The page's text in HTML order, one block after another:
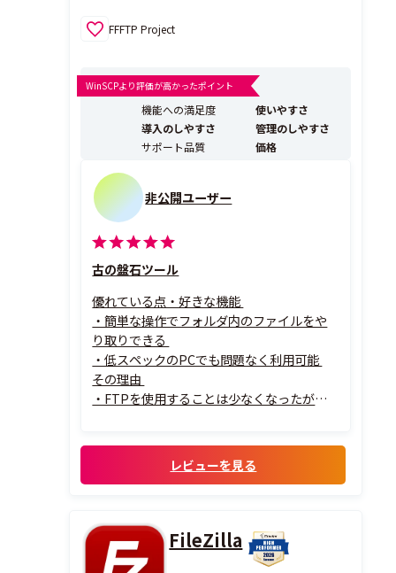
FFFTP Project
WinSCPより評価が高かったポイント
機能への満足度
使いやすさ
導入のしやすさ
管理のしやすさ
サポート品質
価格
非公開ユーザー
古の盤石ツール
優れている点・好きな機能
・簡単な操作でフォルダ内のファイルをや
り取りできる
・低スペックのPCでも問題なく利用可能
その理由
・FTPを使用することは少なくなったが、
レビューを見る
FileZilla